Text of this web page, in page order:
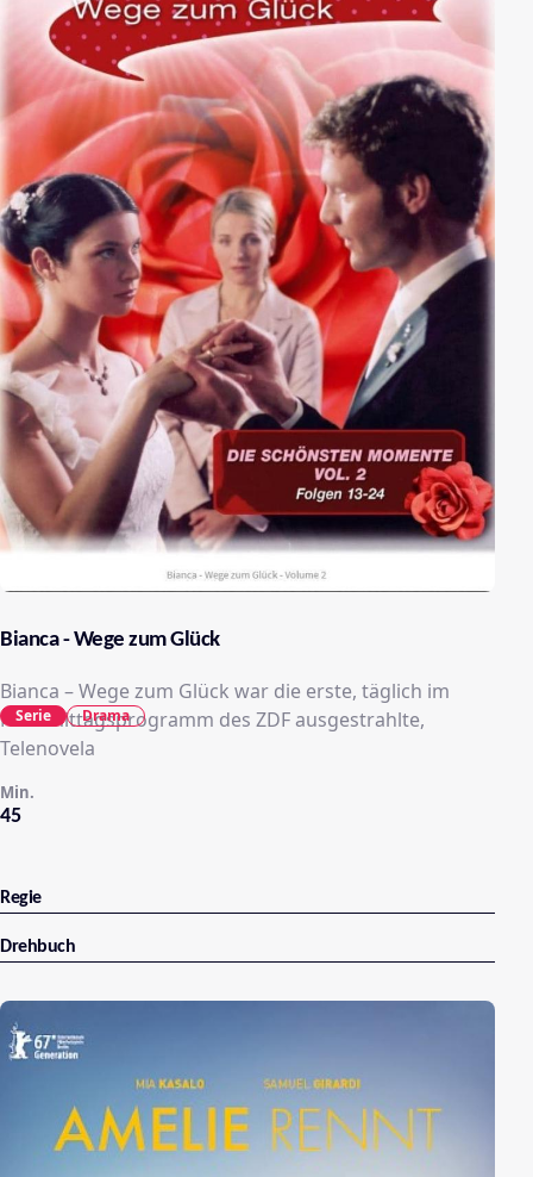
Bianca - Wege zum Glück
Bianca – Wege zum Glück war die erste, täglich im
Nachmittagsprogramm des ZDF ausgestrahlte,
Telenovela
45
Min.
Serie Drama
Regie
Drehbuch